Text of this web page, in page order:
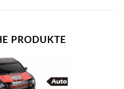
PRODUKTE